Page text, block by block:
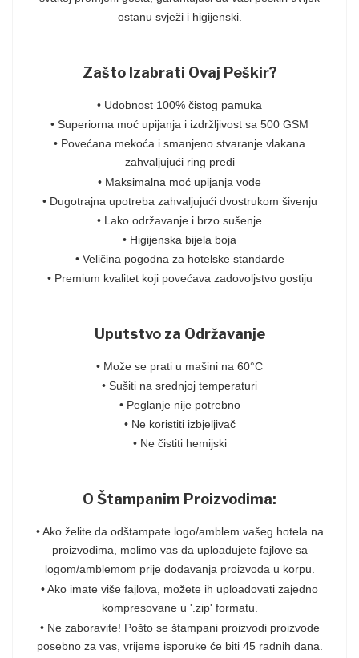
ostanu svježi i higijenski.
Zašto Izabrati Ovaj Peškir?
• Udobnost 100% čistog pamuka
• Superiorna moć upijanja i izdržljivost sa 500 GSM
• Povećana mekoća i smanjeno stvaranje vlakana
zahvaljujući ring pređi
• Maksimalna moć upijanja vode
• Dugotrajna upotreba zahvaljujući dvostrukom šivenju
• Lako održavanje i brzo sušenje
• Higijenska bijela boja
• Veličina pogodna za hotelske standarde
• Premium kvalitet koji povećava zadovoljstvo gostiju
Uputstvo za Održavanje
• Može se prati u mašini na 60°C
• Sušiti na srednjoj temperaturi
• Peglanje nije potrebno
• Ne koristiti izbjeljivač
• Ne čistiti hemijski
O Štampanim Proizvodima:
• Ako želite da odštampate logo/amblem vašeg hotela na
proizvodima, molimo vas da uploadujete fajlove sa
logom/amblemom prije dodavanja proizvoda u korpu.
• Ako imate više fajlova, možete ih uploadovati zajedno
kompresovane u '.zip' formatu.
• Ne zaboravite! Pošto se štampani proizvodi proizvode
posebno za vas, vrijeme isporuke će biti 45 radnih dana.